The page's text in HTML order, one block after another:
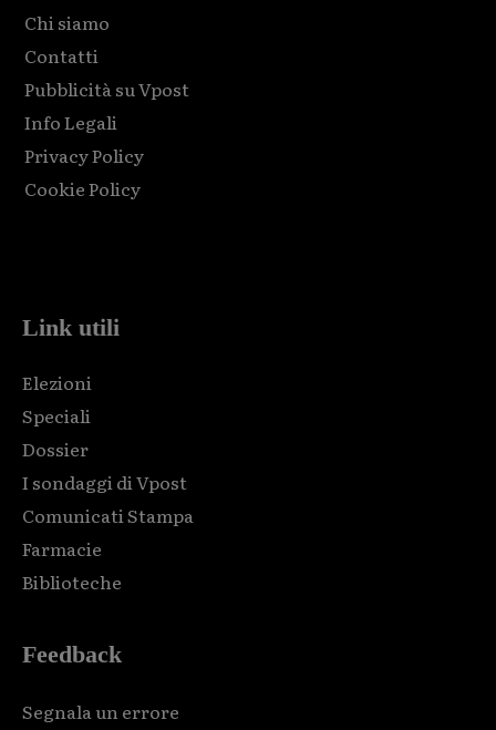
Chi siamo
Contatti
Pubblicità su Vpost
Info Legali
Privacy Policy
Cookie Policy
Link utili
Elezioni
Speciali
Dossier
I sondaggi di Vpost
Comunicati Stampa
Farmacie
Biblioteche
Feedback
Segnala un errore